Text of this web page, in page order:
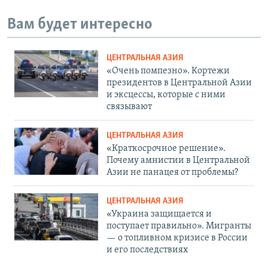
Вам будет интересно
ЦЕНТРАЛЬНАЯ АЗИЯ
«Очень помпезно». Кортежи
президентов в Центральной Азии
и эксцессы, которые с ними
связывают
ЦЕНТРАЛЬНАЯ АЗИЯ
«Краткосрочное решение».
Почему амнистии в Центральной
Азии не панацея от проблемы?
ЦЕНТРАЛЬНАЯ АЗИЯ
«Украина защищается и
поступает правильно». Мигранты
— о топливном кризисе в России
и его последствиях